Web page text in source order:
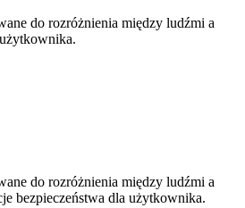
do rozróżnienia między ludźmi a
do rozróżnienia między ludźmi a
bezpieczeństwa dla użytkownika.